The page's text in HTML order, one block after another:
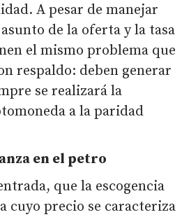
A pesar de manejar
de la oferta y la tasa
el mismo problema que
respaldo: deben generar
se realizará la
a la paridad
en el petro
que la escogencia
cuyo precio se caracteriza